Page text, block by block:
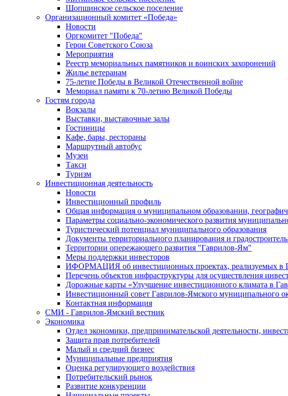
Шопшинское сельское поселение
Организационный комитет «Победа»
Новости
Оргкомитет "Победа"
Герои Советского Союза
Мероприятия
Реестр мемориальных памятников и воинских захоронений
Жилье ветеранам
75-летие Победы в Великой Отечественной войне
Мемориал памяти к 70-летию Великой Победы
Гостям города
Вокзалы
Выставки, выставочные залы
Гостиницы
Кафе, бары, рестораны
Маршрутный автобус
Музеи
Такси
Туризм
Инвестиционная деятельность
Новости
Инвестиционный профиль
Общая информация о муниципальном образовании,
Параметры социально-экономического развития
Туристический потенциал муниципального образования
Документы территориального планирования и
Территории опережающего развития "Гаврилов-Ям"
Меры поддержки инвесторов
ИФОРМАЦИЯ об инвестиционных проектах, реализуемых в
Перечень объектов инфраструктуры для осуществления
Дорожные карты «Улучшение инвестиционного климата в
Инвестиционный совет Гаврилов-Ямского муниципального
Контактная информация
СМИ - Гаврилов-Ямский вестник
Экономика
Отдел экономики, предпринимательской деятельности,
Защита прав потребителей
Малый и средний бизнес
Муниципальные предприятия
Оценка регулирующего воздействия
Потребительский рынок
Развитие конкуренции